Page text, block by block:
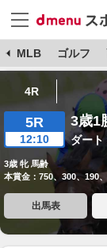
MLB ゴルフ
4R
5R
12:10
3歳1
ダート
3歳 牝 馬齢
本賞金：750、300、190
出馬表